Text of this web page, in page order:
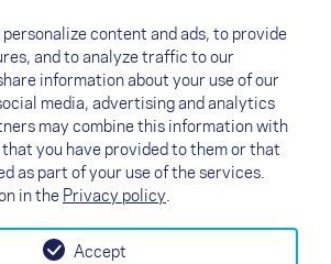
tłumieniem wahań oraz niskim
W rezultacie mamy system
można w pełni zaufać w każdej
na temat spadochronu PENTAGON ↗
personalize content and ads, to provide
and to analyze traffic to our
information about your use of our
media, advertising and analytics
may combine this information with
you have provided to them or that
as part of your use of the services.
in the Privacy policy.
Accept